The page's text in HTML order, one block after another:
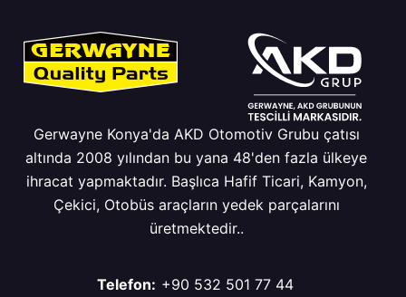
Gerwayne Konya'da AKD Otomotiv Grubu çatısı
altında 2008 yılından bu yana 48'den fazla ülkeye
ihracat yapmaktadır. Başlıca Hafif Ticari, Kamyon,
Çekici, Otobüs araçların yedek parçalarını
üretmektedir..
Telefon: +90 532 501 77 44